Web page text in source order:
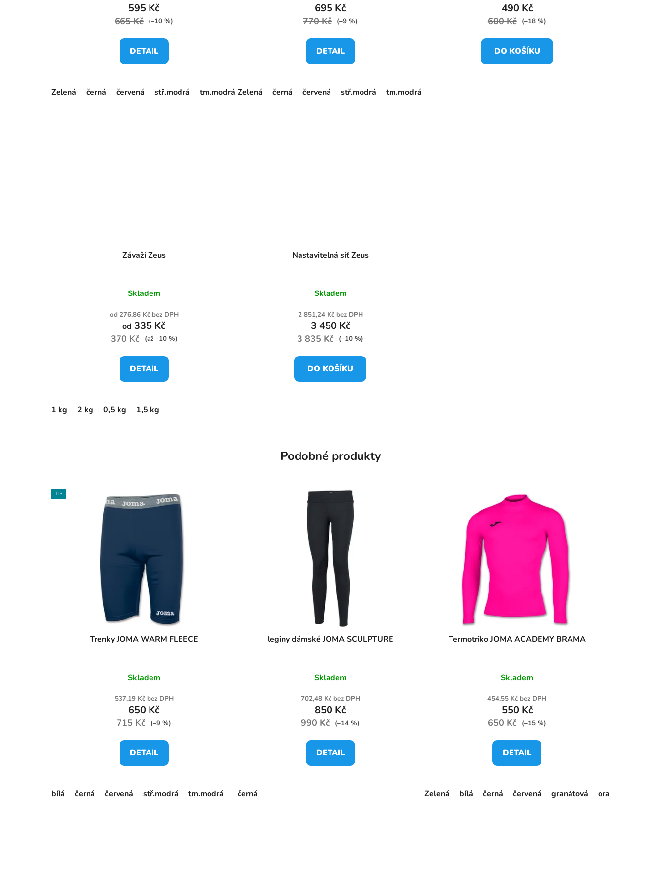
595 Kč
665 Kč (–10 %)
DETAIL
Zelená černá červená stř.modrá tm.modrá žlutá žlutá fluo
695 Kč
770 Kč (–9 %)
DETAIL
Zelená černá červená stř.modrá tm.modrá
490 Kč
600 Kč (–18 %)
DO KOŠÍKU
Závaží Zeus
Skladem
od 276,86 Kč bez DPH
od 335 Kč
370 Kč (až –10 %)
DETAIL
1 kg 2 kg 0,5 kg 1,5 kg
Nastavitelná síť Zeus
Skladem
2 851,24 Kč bez DPH
3 450 Kč
3 835 Kč (–10 %)
DO KOŠÍKU
Podobné produkty
TIP
Trenky JOMA WARM FLEECE
Skladem
537,19 Kč bez DPH
650 Kč
715 Kč (–9 %)
DETAIL
bílá černá červená stř.modrá tm.modrá
leginy dámské JOMA SCULPTURE
Skladem
702,48 Kč bez DPH
850 Kč
990 Kč (–14 %)
DETAIL
černá
Termotriko JOMA ACADEMY BRAMA
Skladem
454,55 Kč bez DPH
550 Kč
650 Kč (–15 %)
DETAIL
Zelená bílá černá červená granátová oranžová